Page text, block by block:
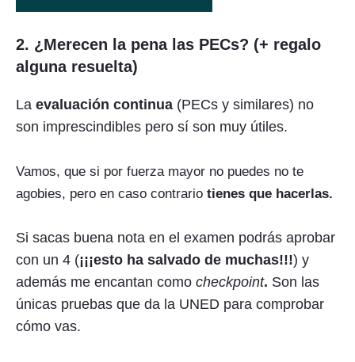
2. ¿Merecen la pena las PECs? (+ regalo
alguna resuelta)
La evaluación continua (PECs y similares) no
son imprescindibles pero sí son muy útiles.
Vamos, que si por fuerza mayor no puedes no te
agobies, pero en caso contrario tienes que hacerlas.
Si sacas buena nota en el examen podrás aprobar
con un 4 (¡¡¡esto ha salvado de muchas!!!) y
además me encantan como checkpoint. Son las
únicas pruebas que da la UNED para comprobar
cómo vas.